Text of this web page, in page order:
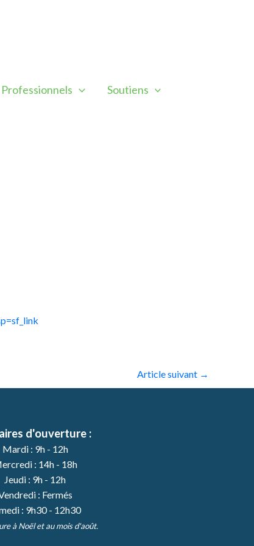
Professionnels Soutiens
Article suivant →
d'ouverture :
Mardi : 9h - 12h
: 14h - 18h
Jeudi : 9h - 12h
: Fermés
: 9h30 - 12h30
à Noël et au mois d'août.